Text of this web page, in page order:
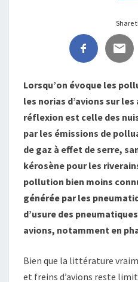
Share
Lorsqu’on évoque les
les norias d’avions sur
réflexion est celle des
par les émissions de
de gaz à effet de serre,
kérosène pour les
pollution bien moins
générée par les
d’usure des
avions, notamment en
Bien que la littérature
et freins d’avions reste